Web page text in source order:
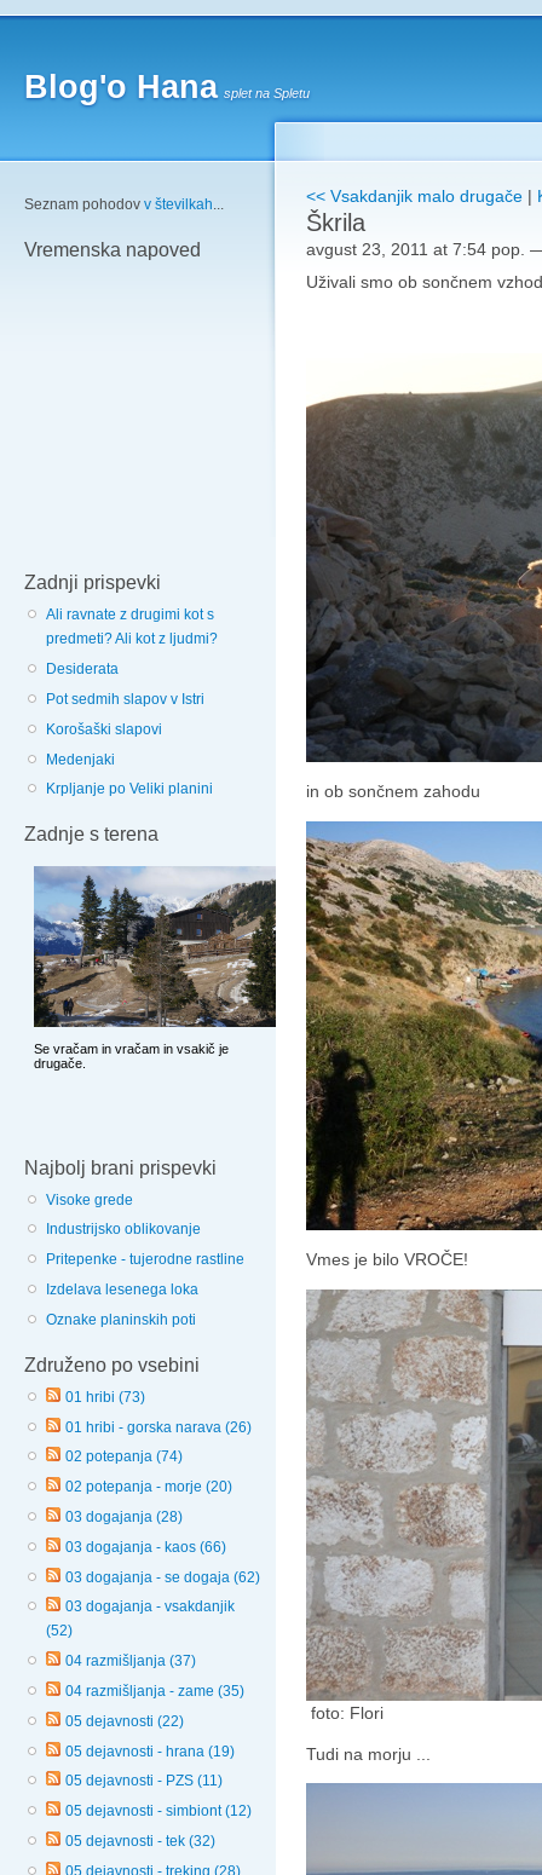
Blog'o Hana splet na Spletu
Seznam pohodov v številkah...
Vremenska napoved
Zadnji prispevki
Ali ravnate z drugimi kot s
predmeti? Ali kot z ljudmi?
Desiderata
Pot sedmih slapov v Istri
Korošaški slapovi
Medenjaki
Krpljanje po Veliki planini
Zadnje s terena
Najbolj brani prispevki
Visoke grede
Industrijsko oblikovanje
Pritepenke - tujerodne rastline
Izdelava lesenega loka
Oznake planinskih poti
Združeno po vsebini
01 hribi (73)
01 hribi - gorska narava (26)
02 potepanja (74)
02 potepanja - morje (20)
03 dogajanja (28)
03 dogajanja - kaos (66)
03 dogajanja - se dogaja (62)
03 dogajanja - vsakdanjik
(52)
04 razmišljanja (37)
04 razmišljanja - zame (35)
05 dejavnosti (22)
05 dejavnosti - hrana (19)
05 dejavnosti - PZS (11)
05 dejavnosti - simbiont (12)
05 dejavnosti - tek (32)
05 dejavnosti - treking (28)
<< Vsakdanjik malo drugače |
Škrila
avgust 23, 2011 at 7:54 pop.
Uživali smo ob sončnem
in ob sončnem zahodu
Vmes je bilo VROČE!
foto: Flori
Tudi na morju ...